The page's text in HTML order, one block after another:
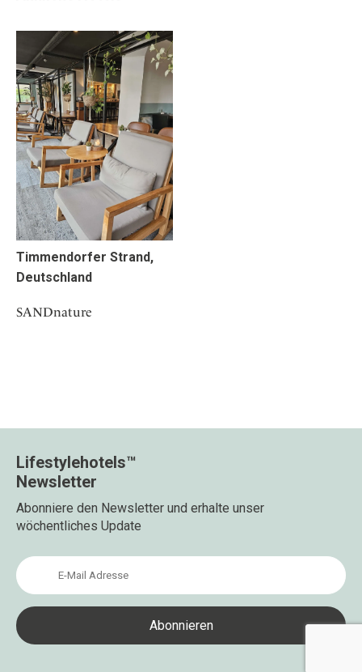
Timmendorfer Strand,
Deutschland
SANDnature
Lifestylehotels™
Newsletter
Abonniere den Newsletter und erhalte unser
wöchentliches Update